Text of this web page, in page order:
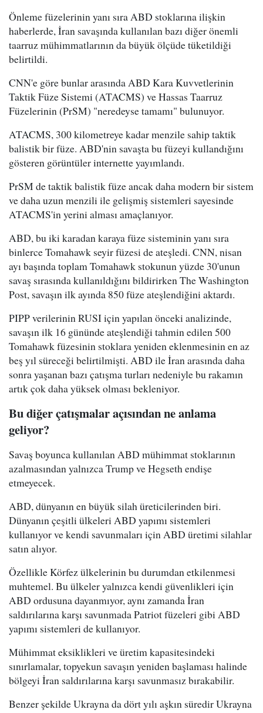
Önleme füzelerinin yanı sıra ABD stoklarına ilişkin
haberlerde, İran savaşında kullanılan bazı diğer önemli
taarruz mühimmatlarının da büyük ölçüde tüketildiği
belirtildi.
CNN'e göre bunlar arasında ABD Kara Kuvvetlerinin
Taktik Füze Sistemi (ATACMS) ve Hassas Taarruz
Füzelerinin (PrSM) "neredeyse tamamı" bulunuyor.
ATACMS, 300 kilometreye kadar menzile sahip taktik
balistik bir füze. ABD'nin savaşta bu füzeyi kullandığını
gösteren görüntüler internette yayımlandı.
PrSM de taktik balistik füze ancak daha modern bir sistem
ve daha uzun menzili ile gelişmiş sistemleri sayesinde
ATACMS'in yerini alması amaçlanıyor.
ABD, bu iki karadan karaya füze sisteminin yanı sıra
binlerce Tomahawk seyir füzesi de ateşledi. CNN, nisan
ayı başında toplam Tomahawk stokunun yüzde 30'unun
savaş sırasında kullanıldığını bildirirken The Washington
Post, savaşın ilk ayında 850 füze ateşlendiğini aktardı.
PIPP verilerinin RUSI için yapılan önceki analizinde,
savaşın ilk 16 gününde ateşlendiği tahmin edilen 500
Tomahawk füzesinin stoklara yeniden eklenmesinin en az
beş yıl süreceği belirtilmişti. ABD ile İran arasında daha
sonra yaşanan bazı çatışma turları nedeniyle bu rakamın
artık çok daha yüksek olması bekleniyor.
Bu diğer çatışmalar açısından ne anlama
geliyor?
Savaş boyunca kullanılan ABD mühimmat stoklarının
azalmasından yalnızca Trump ve Hegseth endişe
etmeyecek.
ABD, dünyanın en büyük silah üreticilerinden biri.
Dünyanın çeşitli ülkeleri ABD yapımı sistemleri
kullanıyor ve kendi savunmaları için ABD üretimi silahlar
satın alıyor.
Özellikle Körfez ülkelerinin bu durumdan etkilenmesi
muhtemel. Bu ülkeler yalnızca kendi güvenlikleri için
ABD ordusuna dayanmıyor, aynı zamanda İran
saldırılarına karşı savunmada Patriot füzeleri gibi ABD
yapımı sistemleri de kullanıyor.
Mühimmat eksiklikleri ve üretim kapasitesindeki
sınırlamalar, topyekun savaşın yeniden başlaması halinde
bölgeyi İran saldırılarına karşı savunmasız bırakabilir.
Benzer şekilde Ukrayna da dört yılı aşkın süredir Ukrayna